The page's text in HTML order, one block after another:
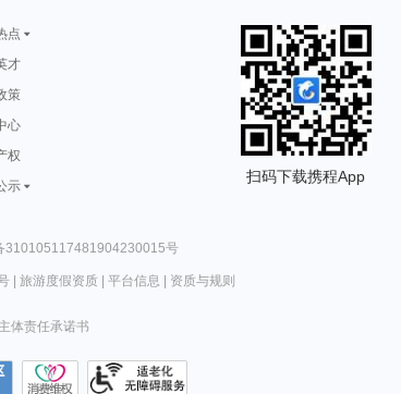
点
才
策
心
权
示
扫码下载携程App
310105117481904230015号
| 旅游度假资质| 平台信息 资质与规则
体责任承诺书